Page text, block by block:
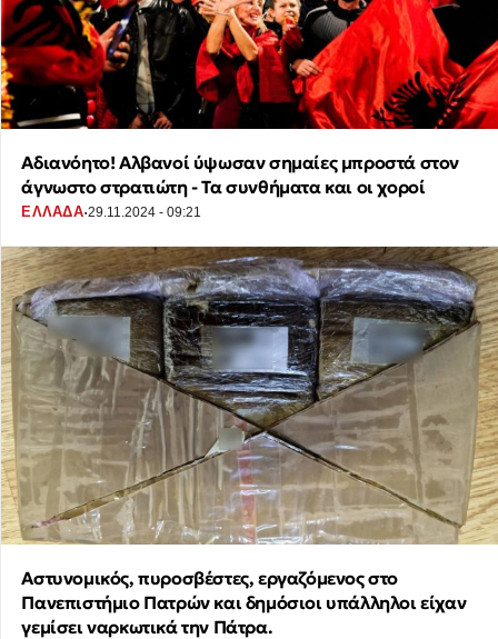
Αδιανόητο! Αλβανοί ύψωσαν σημαίες μπροστά στον
άγνωστο στρατιώτη - Τα συνθήματα και οι χοροί
ΕΛΛΑΔΑ·29.11.2024 - 09:21
Αστυνομικός, πυροσβέστες, εργαζόμενος στο
Πανεπιστήμιο Πατρών και δημόσιοι υπάλληλοι είχαν
γεμίσει ναρκωτικά την Πάτρα.